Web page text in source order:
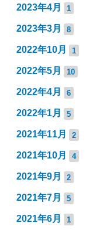
2023年4月 1
2023年3月 8
2022年10月 1
2022年5月 10
2022年4月 6
2022年1月 5
2021年11月 2
2021年10月 4
2021年9月 2
2021年7月 5
2021年6月 1